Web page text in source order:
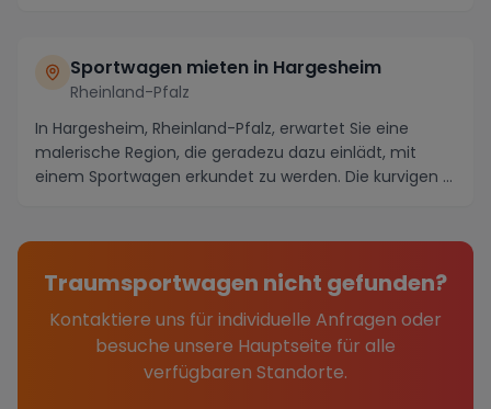
Sportwagen mieten in Hargesheim
Rheinland-Pfalz
In Hargesheim, Rheinland-Pfalz, erwartet Sie eine
malerische Region, die geradezu dazu einlädt, mit
einem Sportwagen erkundet zu werden. Die kurvigen ...
Traumsportwagen nicht gefunden?
Kontaktiere uns für individuelle Anfragen oder
besuche unsere Hauptseite für alle
verfügbaren Standorte.